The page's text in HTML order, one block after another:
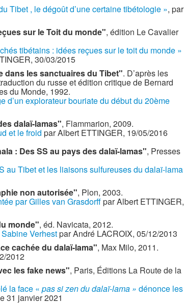
Tibet , le dégoût d’une certaine tibétologie », par
sur le Toit du monde", édition Le Cavalier
tibétains : idées reçues sur le toit du monde »
30/03/2015
dans les sanctuaires du Tibet". D’après les
du russe et édition critique de Bernard
du Monde, 1992.
d’un explorateur bouriate du début du 20ème
dalaï-lamas", Flammarion, 2009.
et le froid par Albert ETTINGER, 19/05/2016
: Des SS au pays des dalaï-lamas", Presses
au Tibet et les liaisons sulfureuses du dalaï-lama
non autorisée", Plon, 2003.
par Gilles van Grasdorffpar Albert ETTINGER,
monde", éd. Navicata, 2012.
Verhestpar André LACROIX, 05/12/2013
cachée du dalaï-lama", Max Milo, 2011.
2012
les fake news", Paris, Éditions La Route de la
la face « pas si zen du dalaï-lama » dénonce les
31 janvier 2021